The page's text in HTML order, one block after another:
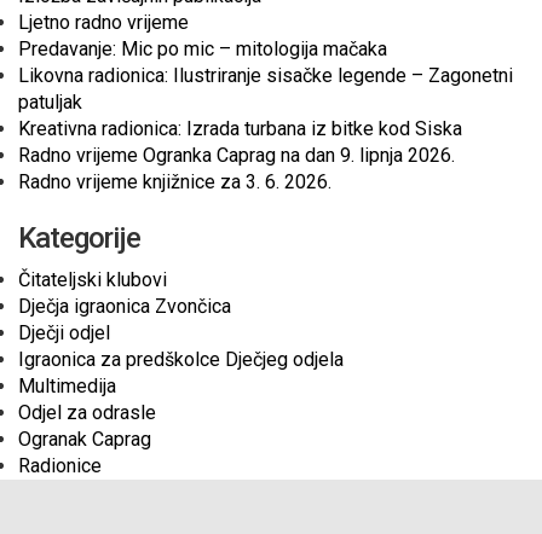
Ljetno radno vrijeme
Predavanje: Mic po mic – mitologija mačaka
Likovna radionica: Ilustriranje sisačke legende – Zagonetni
patuljak
Kreativna radionica: Izrada turbana iz bitke kod Siska
Radno vrijeme Ogranka Caprag na dan 9. lipnja 2026.
Radno vrijeme knjižnice za 3. 6. 2026.
Kategorije
Čitateljski klubovi
Dječja igraonica Zvončica
Dječji odjel
Igraonica za predškolce Dječjeg odjela
Multimedija
Odjel za odrasle
Ogranak Caprag
Radionice